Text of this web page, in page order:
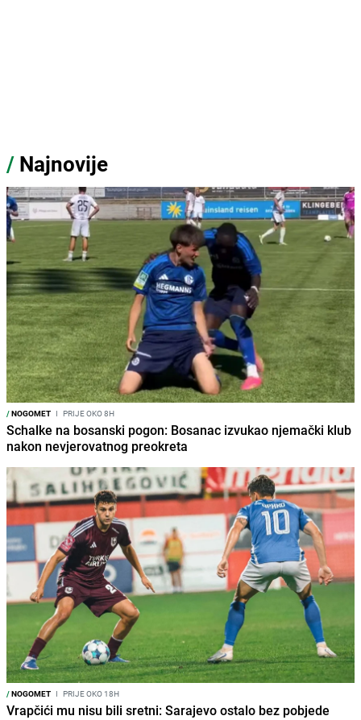
/ Najnovije
/NOGOMET I PRIJE OKO 8H
Schalke na bosanski pogon: Bosanac izvukao njemački klub
nakon nevjerovatnog preokreta
/NOGOMET I PRIJE OKO 18H
Vrapčići mu nisu bili sretni: Sarajevo ostalo bez pobjede